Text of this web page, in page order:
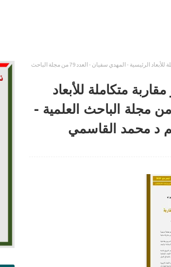
كيف نصمم فضاءات ابتكار فعالة؟ نحو مقاربة متكاملة للأبعاد الرئيسية - المهدي سفيان - العدد 79 من مجلة الباحث
متكاملة للأبعاد
الرئيسية - المهدي سفيان - العدد 79 من مجلة الباحث العلمية -
د محمد القاسمي